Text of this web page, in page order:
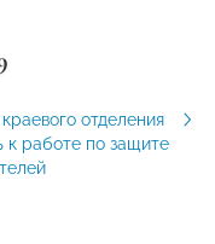
отделения
работе по защите